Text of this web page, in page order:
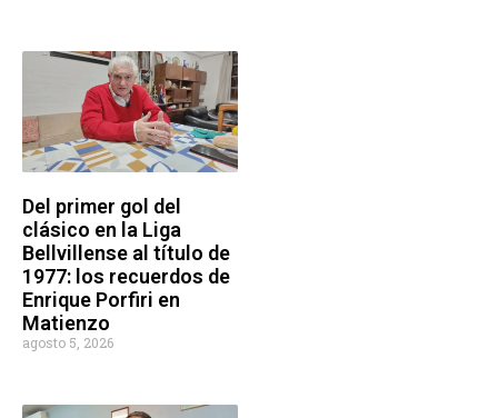
Del primer gol del
clásico en la Liga
Bellvillense al título de
1977: los recuerdos de
Enrique Porfiri en
Matienzo
agosto 5, 2026